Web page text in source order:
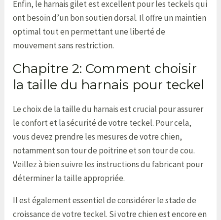
Enfin, le harnais gilet est excellent pour les teckels qui
ont besoin d’un bon soutien dorsal. Il offre un maintien
optimal tout en permettant une liberté de
mouvement sans restriction.
Chapitre 2: Comment choisir
la taille du harnais pour teckel
Le choix de la taille du harnais est crucial pour assurer
le confort et la sécurité de votre teckel. Pour cela,
vous devez prendre les mesures de votre chien,
notamment son tour de poitrine et son tour de cou.
Veillez à bien suivre les instructions du fabricant pour
déterminer la taille appropriée.
Il est également essentiel de considérer le stade de
croissance de votre teckel. Si votre chien est encore en